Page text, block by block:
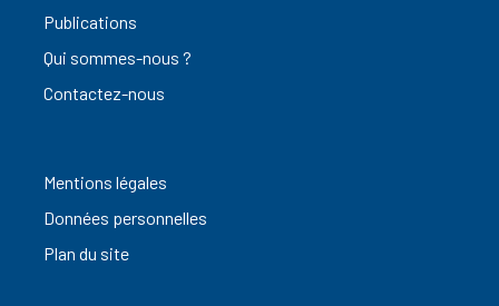
Publications
Qui sommes-nous ?
Contactez-nous
Mentions légales
Données personnelles
Plan du site